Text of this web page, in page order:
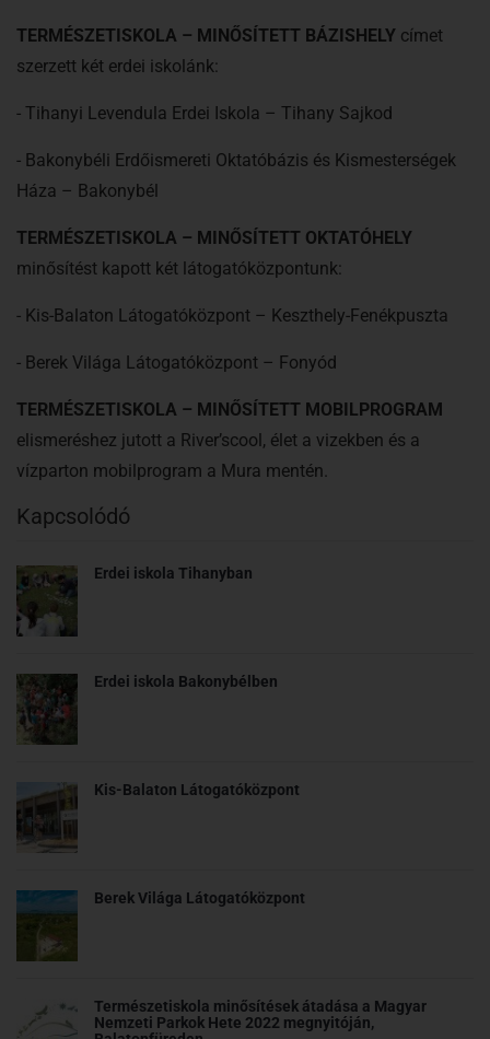
TERMÉSZETISKOLA – MINŐSÍTETT BÁZISHELY címet
szerzett két erdei iskolánk:
- Tihanyi Levendula Erdei Iskola – Tihany Sajkod
- Bakonybéli Erdőismereti Oktatóbázis és Kismesterségek
Háza – Bakonybél
TERMÉSZETISKOLA – MINŐSÍTETT OKTATÓHELY
minősítést kapott két látogatóközpontunk:
- Kis-Balaton Látogatóközpont – Keszthely-Fenékpuszta
- Berek Világa Látogatóközpont – Fonyód
TERMÉSZETISKOLA – MINŐSÍTETT MOBILPROGRAM
elismeréshez jutott a River’scool, élet a vizekben és a
vízparton mobilprogram a Mura mentén.
Kapcsolódó
Erdei iskola Tihanyban
Erdei iskola Bakonybélben
Kis-Balaton Látogatóközpont
Berek Világa Látogatóközpont
Természetiskola minősítések átadása a Magyar
Nemzeti Parkok Hete 2022 megnyitóján,